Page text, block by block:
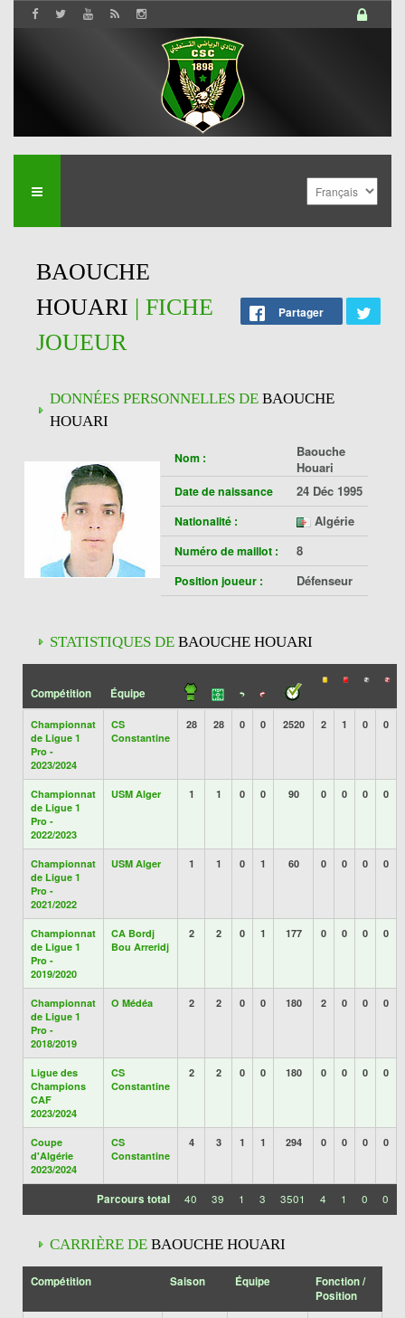
BAOUCHE
HOUARI | FICHE
JOUEUR
Partager
DONNÉES PERSONNELLES DE BAOUCHE
HOUARI
Nom :
Baouche
Houari
Date de naissance 24 Déc 1995
Nationalité : Algérie
Numéro de maillot : 8
Position joueur : Défenseur
STATISTIQUES DE BAOUCHE HOUARI
Compétition Équipe
Championnat
de Ligue 1
Pro -
2023/2024
CS
Constantine
28 28 0 0 2520 2 1 0 0
Championnat
de Ligue 1
Pro -
2022/2023
USM Alger 1 1 0 0 90 0 0 0 0
Championnat
de Ligue 1
Pro -
2021/2022
USM Alger 1 1 0 1 60 0 0 0 0
Championnat
de Ligue 1
Pro -
2019/2020
CA Bordj
Bou Arreridj
2 2 0 1 177 0 0 0 0
Championnat
de Ligue 1
Pro -
2018/2019
O Médéa 2 2 0 0 180 2 0 0 0
Ligue des
Champions
CAF
2023/2024
CS
Constantine
2 2 0 0 180 0 0 0 0
Coupe
d'Algérie
2023/2024
CS
Constantine
4 3 1 1 294 0 0 0 0
Parcours total 40 39 1 3 3501 4 1 0 0
CARRIÈRE DE BAOUCHE HOUARI
Compétition Saison Équipe
Fonction /
Position